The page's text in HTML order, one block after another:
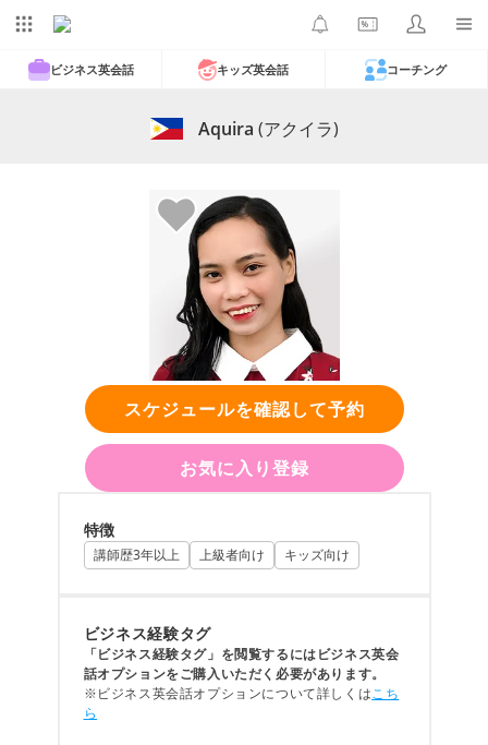
ビジネス英会話 キッズ英会話 コーチング
Aquira (アクイラ)
スケジュールを確認して予約
お気に入り登録
特徴
講師歴3年以上 上級者向け キッズ向け
ビジネス経験タグ
「ビジネス経験タグ」を閲覧するにはビジネス英会
話オプションをご購入いただく必要があります。
※ビジネス英会話オプションについて詳しくはこち
ら